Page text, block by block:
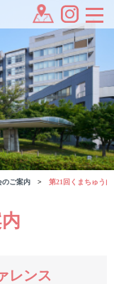
のご案内 第21回くまちゅう
レンス